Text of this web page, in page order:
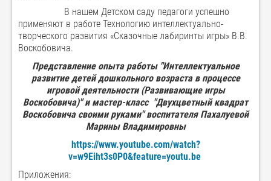
В нашем Детском саду педагоги успешно
применяют в работе Технологию интеллектуально-
творческого развития «Сказочные лабиринты игры» В.В.
Воскобовича.
Представление опыта работы "Интеллектуальное
развитие детей дошкольного возраста в процессе
игровой деятельности (Развивающие игры
Воскобовича)" и мастер-класс "Двухцветный квадрат
Воскобовича своими руками"воспитателя Пахалуевой
Марины Владимировны
https://www.youtube.com/watch?
v=w9Eiht3s0P0&feature=youtu.be
Приложения: